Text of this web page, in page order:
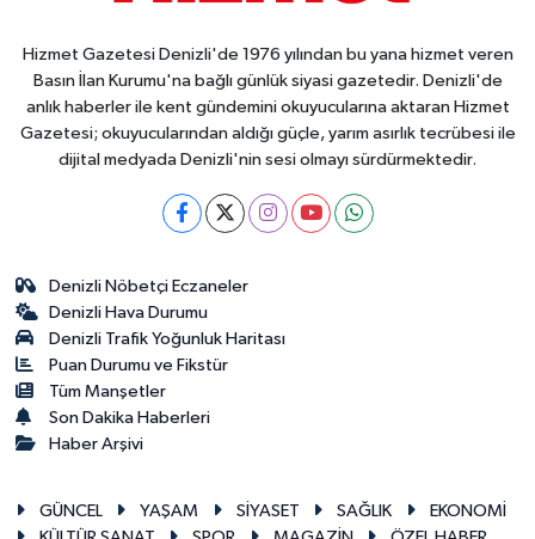
Hizmet Gazetesi Denizli'de 1976 yılından bu yana hizmet veren
Basın İlan Kurumu'na bağlı günlük siyasi gazetedir. Denizli'de
anlık haberler ile kent gündemini okuyucularına aktaran Hizmet
Gazetesi; okuyucularından aldığı güçle, yarım asırlık tecrübesi ile
dijital medyada Denizli'nin sesi olmayı sürdürmektedir.
Denizli Nöbetçi Eczaneler
Denizli Hava Durumu
Denizli Trafik Yoğunluk Haritası
Puan Durumu ve Fikstür
Tüm Manşetler
Son Dakika Haberleri
Haber Arşivi
GÜNCEL YAŞAM SİYASET SAĞLIK
EKONOMİ